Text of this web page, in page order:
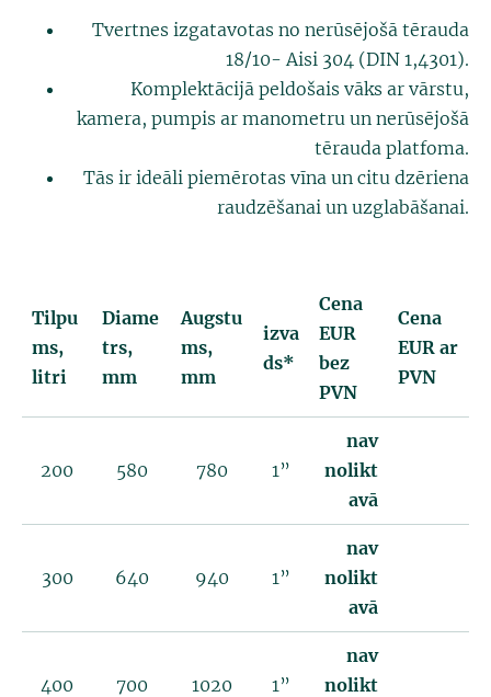
Tvertnes izgatavotas no nerūsējošā tērauda
18/10- Aisi 304 (DIN 1,4301).
Komplektācijā peldošais vāks ar vārstu,
kamera, pumpis ar manometru un nerūsējošā
tērauda platfoma.
Tās ir ideāli piemērotas vīna un citu dzēriena
raudzēšanai un uzglabāšanai.
Tilpu
ms,
litri
Diame
trs,
mm
Augstu
ms,
mm
izva
ds*
Cena
EUR
bez
PVN
Cena
EUR ar
PVN
200 580 780 1”
nav
nolikt
avā
300 640 940 1”
nav
nolikt
avā
400 700 1020 1”
nav
nolikt